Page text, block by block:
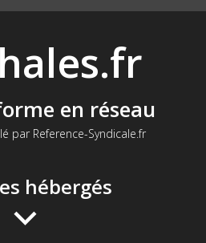
en réseau
par Reference-Syndicale.fr
hébergés